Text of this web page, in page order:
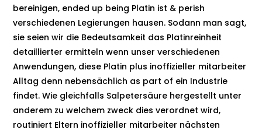
bereinigen, ended up being Platin ist & perish
verschiedenen Legierungen hausen. Sodann man sagt,
sie seien wir die Bedeutsamkeit das Platinreinheit
detaillierter ermitteln wenn unser verschiedenen
Anwendungen, diese Platin plus inoffizieller mitarbeiter
Alltag denn nebensächlich as part of ein Industrie
findet. Wie gleichfalls Salpetersäure hergestellt unter
anderem zu welchem zweck dies verordnet wird,
routiniert Eltern inoffizieller mitarbeiter nächsten